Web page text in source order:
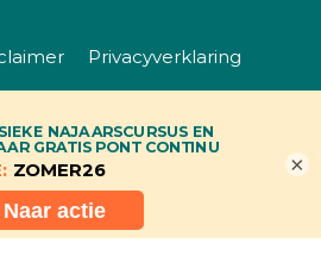
Privacyverklaring
×